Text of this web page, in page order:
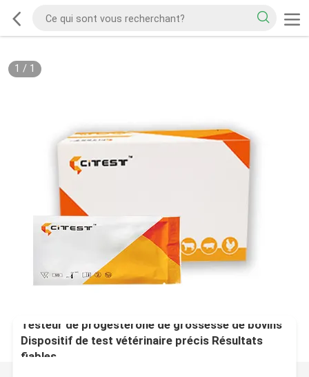
1 / 1
Testeur de progestérone de grossesse de bovins
Dispositif de test vétérinaire précis Résultats
fiables